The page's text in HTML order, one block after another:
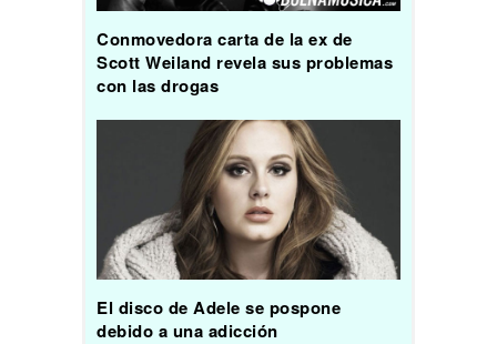
Conmovedora carta de la ex de
Scott Weiland revela sus problemas
con las drogas
El disco de Adele se pospone
debido a una adicción